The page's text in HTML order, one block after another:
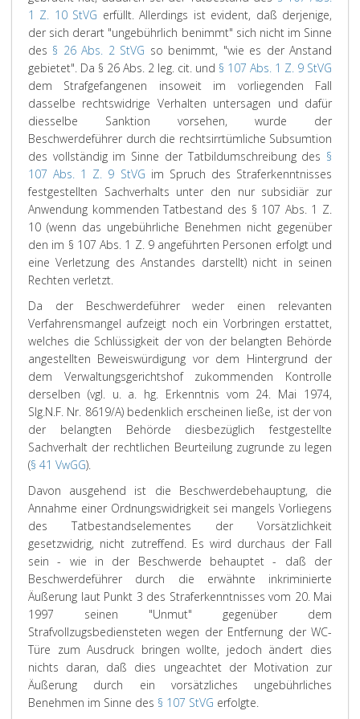
1 Z. 10 StVG erfüllt. Allerdings ist evident, daß derjenige,
der sich derart "ungebührlich benimmt" sich nicht im Sinne
des § 26 Abs. 2 StVG so benimmt, "wie es der Anstand
gebietet". Da § 26 Abs. 2 leg. cit. und § 107 Abs. 1 Z. 9 StVG
dem Strafgefangenen insoweit im vorliegenden Fall
dasselbe rechtswidrige Verhalten untersagen und dafür
diesselbe Sanktion vorsehen, wurde der
Beschwerdeführer durch die rechtsirrtümliche Subsumtion
des vollständig im Sinne der Tatbildumschreibung des §
107 Abs. 1 Z. 9 StVG im Spruch des Straferkenntnisses
festgestellten Sachverhalts unter den nur subsidiär zur
Anwendung kommenden Tatbestand des § 107 Abs. 1 Z.
10 (wenn das ungebührliche Benehmen nicht gegenüber
den im § 107 Abs. 1 Z. 9 angeführten Personen erfolgt und
eine Verletzung des Anstandes darstellt) nicht in seinen
Rechten verletzt.
Da der Beschwerdeführer weder einen relevanten
Verfahrensmangel aufzeigt noch ein Vorbringen erstattet,
welches die Schlüssigkeit der von der belangten Behörde
angestellten Beweiswürdigung vor dem Hintergrund der
dem Verwaltungsgerichtshof zukommenden Kontrolle
derselben (vgl. u. a. hg. Erkenntnis vom 24. Mai 1974,
Slg.N.F. Nr. 8619/A) bedenklich erscheinen ließe, ist der von
der belangten Behörde diesbezüglich festgestellte
Sachverhalt der rechtlichen Beurteilung zugrunde zu legen
(§ 41 VwGG).
Davon ausgehend ist die Beschwerdebehauptung, die
Annahme einer Ordnungswidrigkeit sei mangels Vorliegens
des Tatbestandselementes der Vorsätzlichkeit
gesetzwidrig, nicht zutreffend. Es wird durchaus der Fall
sein - wie in der Beschwerde behauptet - daß der
Beschwerdeführer durch die erwähnte inkriminierte
Äußerung laut Punkt 3 des Straferkenntnisses vom 20. Mai
1997 seinen "Unmut" gegenüber dem
Strafvollzugsbediensteten wegen der Entfernung der WC-
Türe zum Ausdruck bringen wollte, jedoch ändert dies
nichts daran, daß dies ungeachtet der Motivation zur
Äußerung durch ein vorsätzliches ungebührliches
Benehmen im Sinne des § 107 StVG erfolgte.